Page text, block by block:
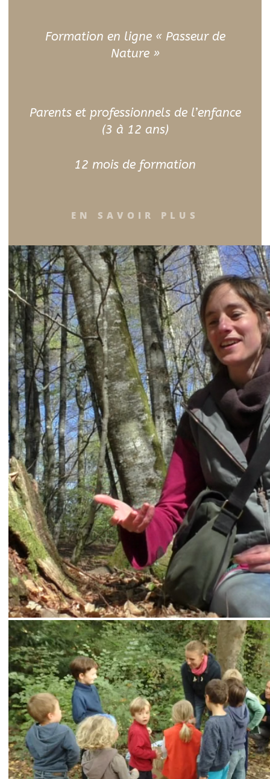
Formation en ligne « Passeur de
Nature »
Parents et professionnels de l’enfance
(3 à 12 ans)
12 mois de formation
EN SAVOIR PLUS